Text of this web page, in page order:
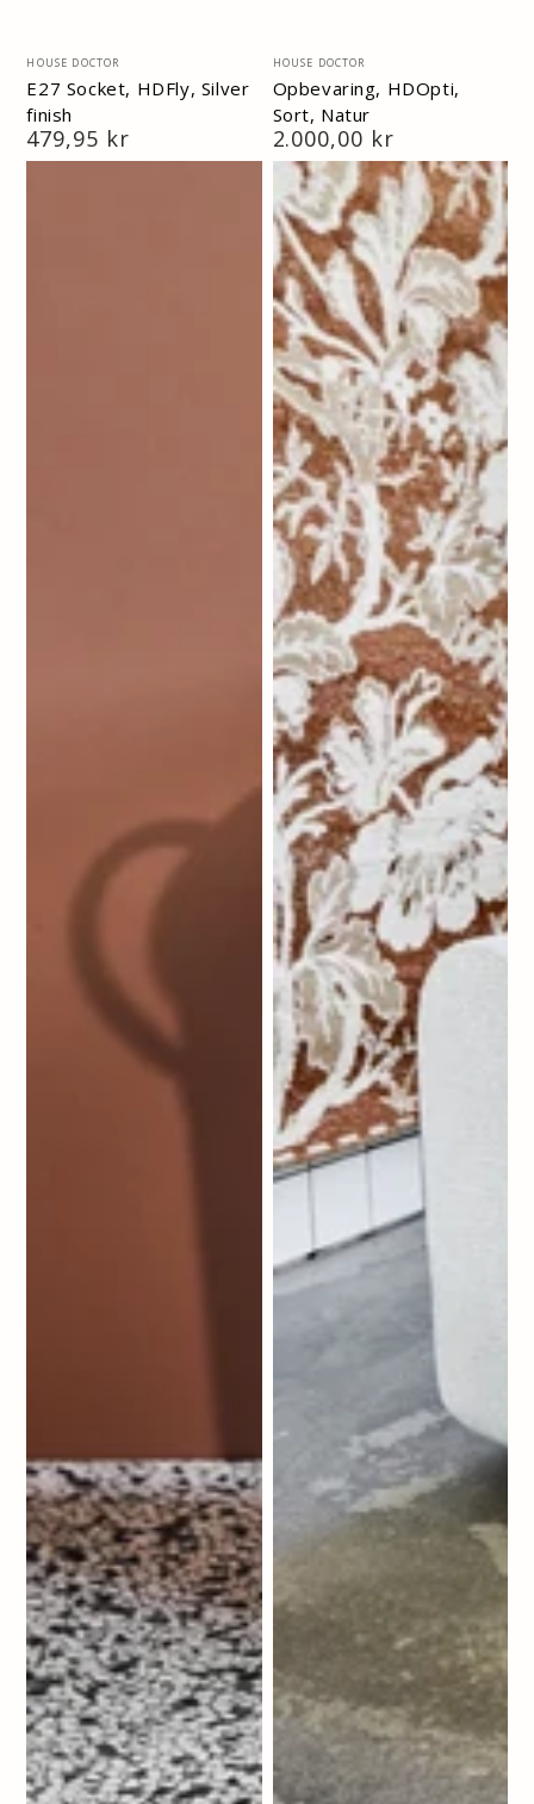
Vendor:
HOUSE DOCTOR
E27 Socket, HDFly, Silver
finish
Normal
pris
479,95 kr
Vendor:
HOUSE DOCTOR
Opbevaring, HDOpti,
Sort, Natur
Normal
pris
2.000,00 kr